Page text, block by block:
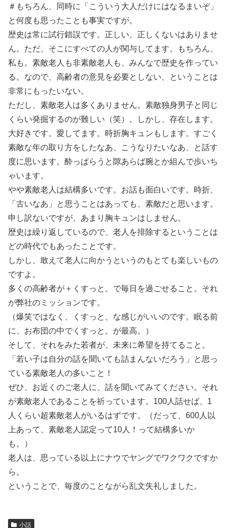
＃もちろん、同時に「こういう大人だけにはなるまいぞ」
と何度も思ったことも事実ですが。
歴史は常に試行錯誤です。正しい、正しくないはありませ
ん。ただ、そこにすべての人が関与してます。もちろん、
私も。素敵老人も非素敵老人も、みんなで歴史を作ってい
る。なので、高齢者の意見を必要としない、ということは
非常にもったいない。
ただし、素敵老人は多くありません。素敵独身男子と同じ
くらい発掘するのが難しい（笑）。しかし、存在します。
大好きです。愛してます。時折胸キュンもします。すごく
素敵な年の取り方をしたなあ、こうなりたいなあ、と話す
度に思います。酔っぱらうと隙あらば腕とか組んで歩いち
ゃいます。
やや素敵老人は結構多いです。お話も面白いです。時折、
「古いなあ」と思うことはあっても、素敵だと思います。
申し訳ないですが、あまり胸キュンはしません。
歴史は繰り返しているので、老人を排除するということは
どの時代でもあったことです。
しかし、敢えて老人に向かうというのもとても楽しいもの
ですよ。
多くの高齢者が＋くすっと。で毎日を過ごせること。それ
が弊社のミッションです。
（爆笑ではなく、くすっと、な感じがいいのです。眠る前
に、お布団の中でくすっと。が最高。）
そして、それをみた若者が、未来に希望を持てること。
「若い子は自分の話を聞いても詰まんないだろう」と思っ
ている素敵老人の多いこと！
ぜひ、お近くのご老人に、話を聞いてみてください。それ
が素敵老人であることを祈っています。100人話せば、1
人くらい超素敵老人がいるはずです。（だって、600人以
上あって、素敵老人認定って10人！って結構多いか
も。）
老人は、思っている以上にナウでヤングでワクワクですか
ら。
ということで、毎度のことながら乱文失礼しました。
小話